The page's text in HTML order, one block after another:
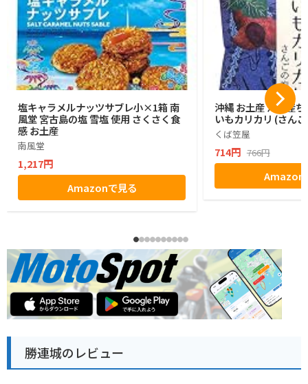
塩キャラメルナッツサブレ小×1箱 南
風堂 宮古島の塩 雪塩 使用 さくさく食
感 お土産
南風堂
1,217円
Amazonで見る
沖縄 お土産 沖縄産
いもカリカリ (さん
くば笠屋
714円 766円
Amazon
勝連城のレビュー